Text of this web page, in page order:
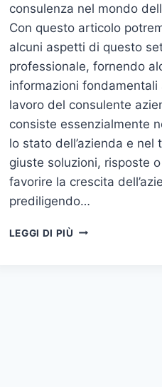
consulenza nel mondo
Con questo articolo
alcuni aspetti di questo
professionale, fornendo
informazioni fondamentali
lavoro del consulente
consiste essenzialmente
lo stato dell’azienda e nel
giuste soluzioni, risposte
favorire la crescita
prediligendo…
LEGGI DI PIÙ IL